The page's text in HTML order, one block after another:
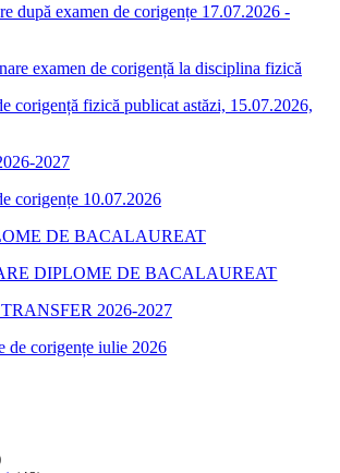
după examen de corigențe 17.07.2026 -
examen de corigență la disciplina fizică
corigență fizică publicat astăzi, 15.07.2026,
2027
corigențe 10.07.2026
DE BACALAUREAT
2026-2027
de corigențe iulie 2026